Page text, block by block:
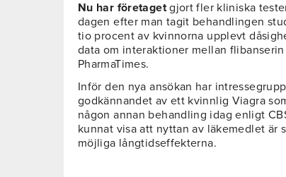
Nu har företagetgjort fler kliniska
dagen efter man tagit behandlingen
tio procent av kvinnorna upplevt
data om interaktioner mellan
PharmaTimes.
Inför den nya ansökan har
godkännandet av ett kvinnlig Viagra
någon annan behandling idag enligt
kunnat visa att nyttan av läkemedlet är
möjliga långtidseffekterna.